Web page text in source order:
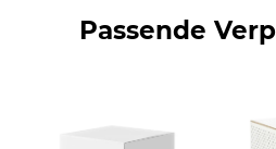
Passende